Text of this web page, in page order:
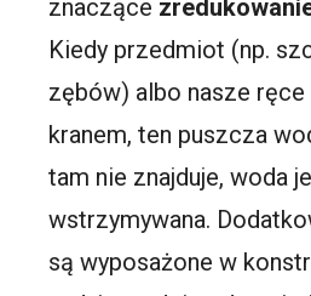
znaczące
Kiedy przedmiot (np.
zębów) albo nasze ręce
kranem, ten puszcza
tam nie znajduje, woda
wstrzymywana.
są wyposażone w